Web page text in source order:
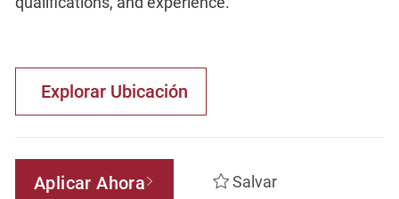
Explorar Ubicación
Aplicar Ahora Salvar